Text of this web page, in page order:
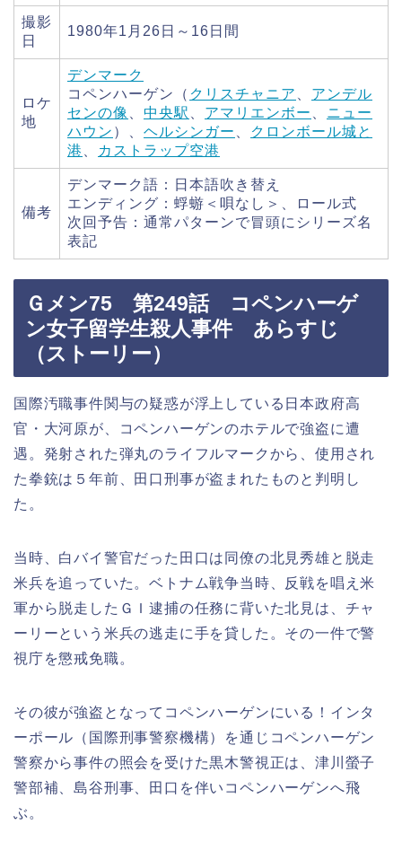
撮影
日
1980年1月26日～16日間
ロケ
地
デンマーク
コペンハーゲン（ クリスチャニア
アンデル
センの像
中央駅 アマリエンボー
ニュー
ハウン ）、 ヘルシンガー
クロンボール城と
港
カストラップ空港
備考
デンマーク語：日本語吹き替え
エンディング：蜉蝣＜唄なし＞、ロール式
次回予告：通常パターンで冒頭にシリーズ名
表記
Ｇメン75 第249話 コペンハーゲ
ン女子留学生殺人事件 あらすじ
（ストーリー）
国際汚職事件関与の疑惑が浮上している日本政府高
官・大河原が、コペンハーゲンのホテルで強盗に遭
遇。発射された弾丸のライフルマークから、使用され
た拳銃は５年前、田口刑事が盗まれたものと判明し
た。
当時、白バイ警官だった田口は同僚の北見秀雄と脱走
米兵を追っていた。ベトナム戦争当時、反戦を唱え米
軍から脱走したＧＩ逮捕の任務に背いた北見は、チャ
ーリーという米兵の逃走に手を貸した。その一件で警
視庁を懲戒免職。
その彼が強盗となってコペンハーゲンにいる！インタ
ーポール（国際刑事警察機構）を通じコペンハーゲン
警察から事件の照会を受けた黒木警視正は、津川螢子
警部補、島谷刑事、田口を伴いコペンハーゲンへ飛
ぶ。